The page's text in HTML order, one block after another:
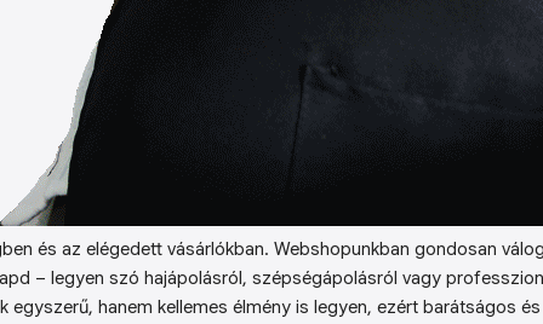
és az elégedett vásárlókban. Webshopunkban gondosan
– legyen szó hajápolásról, szépségápolásról vagy
egyszerű, hanem kellemes élmény is legyen, ezért barátságos